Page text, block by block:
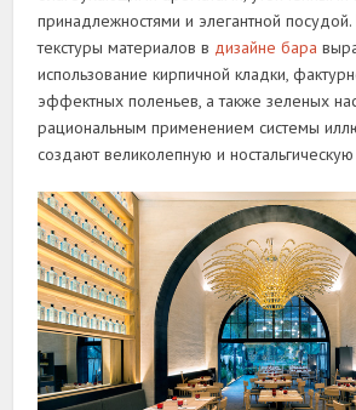
принадлежностями и элегантной
текстуры материалов в дизайне бара
использование кирпичной кладки,
эффектных поленьев, а также зеленых
рациональным применением системы
создают великолепную и ностальгическую